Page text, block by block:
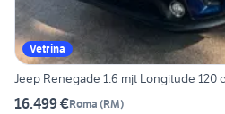
Vetrina
Jeep Renegade 1.6 mjt Longitude 120
16.499 €Roma (RM)